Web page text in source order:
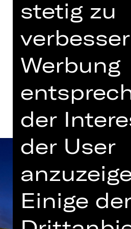
Gluck-Saal
Termine und
stetig zu
Werbung
der
der User
Einige